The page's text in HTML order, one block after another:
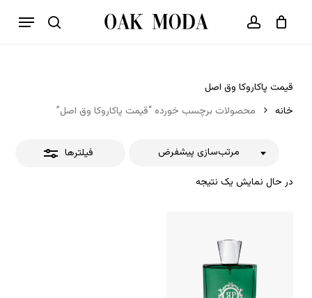
جستجو حساب کاربری
فهرست
سبد خرید بستن
قیمت پاکاروکا وق اصل
خانه
محصولات برچسب خورده “قیمت پاکاروکا وق اصل”
فیلترها
در حال نمایش یک نتیجه
مرتب‌سازی پیشفرض
بستن